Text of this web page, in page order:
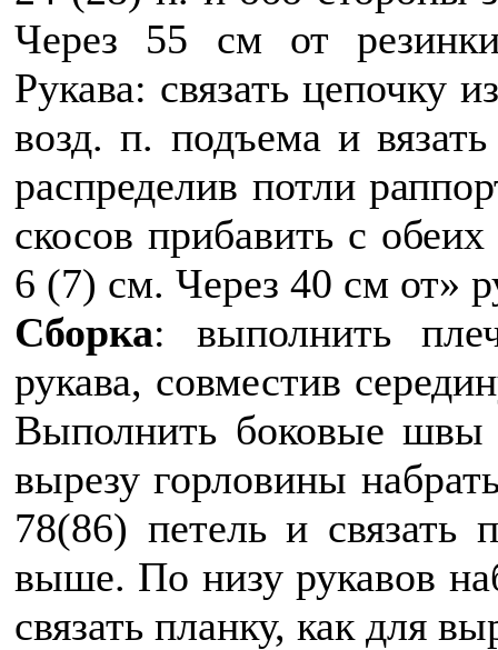
Через 55 см от резинки
Рукава: связать цепочку
возд. п. подъема и
распределив потли
скосов прибавить с
6 (7) см. Через 40 см от»
Сборка: выполнить
рукава, совместив
Выполнить боковые
вырезу горловины
78(86) петель и связать
выше. По низу рукавов
связать планку, как для